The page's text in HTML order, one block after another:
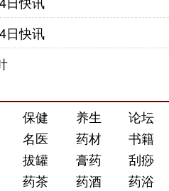
日快讯
保健 养生
论坛
名医 药材
书籍
拔罐 膏药
刮痧
药茶 药酒
药浴